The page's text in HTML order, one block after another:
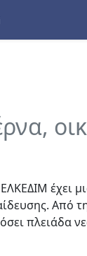
έχει
Από
πλειάδα